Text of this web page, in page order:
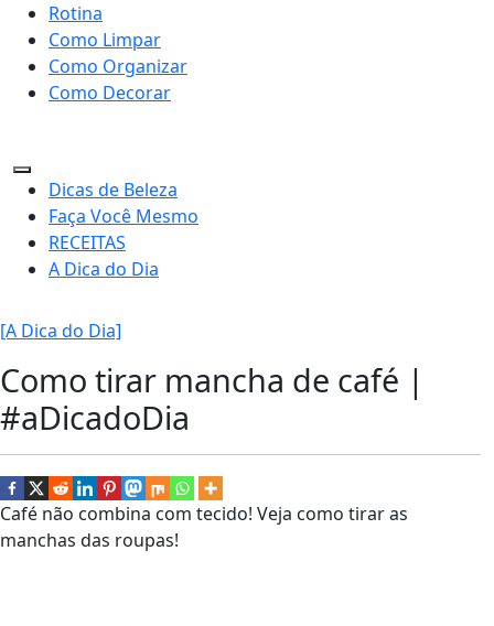
Rotina
Como Limpar
Como Organizar
Como Decorar
Dicas de Beleza
Faça Você Mesmo
RECEITAS
A Dica do Dia
[A Dica do Dia]
Como tirar mancha de café |
#aDicadoDia
Café não combina com tecido! Veja como tirar as
manchas das roupas!